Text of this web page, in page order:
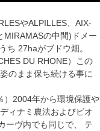
やALPILLES、AIX-
MIRAMASの中間)ドメー
ち 27haがブドウ畑。
DU RHONE）この
のまま保ち続ける事に
）2004年から環境保護や
ィナミ農法およびビオ
ーヴ内でも同じで、 テ